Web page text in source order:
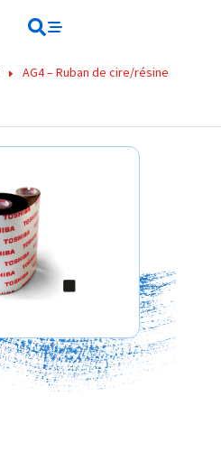
AG4 – Ruban de cire/résine